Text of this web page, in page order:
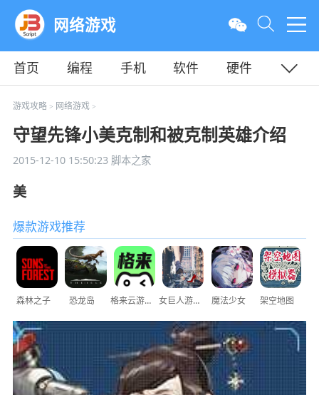
网络游戏
首页 编程 手机 软件
硬件
教程
平面
游戏攻略> 网络游戏>
守望先锋小美克制和被克制英雄介绍
2015-12-10 15:50:23脚本之家
美
爆款游戏推荐
森林之子 恐龙岛 格来云游戏 女巨人游乐场 魔法少女 架空地图